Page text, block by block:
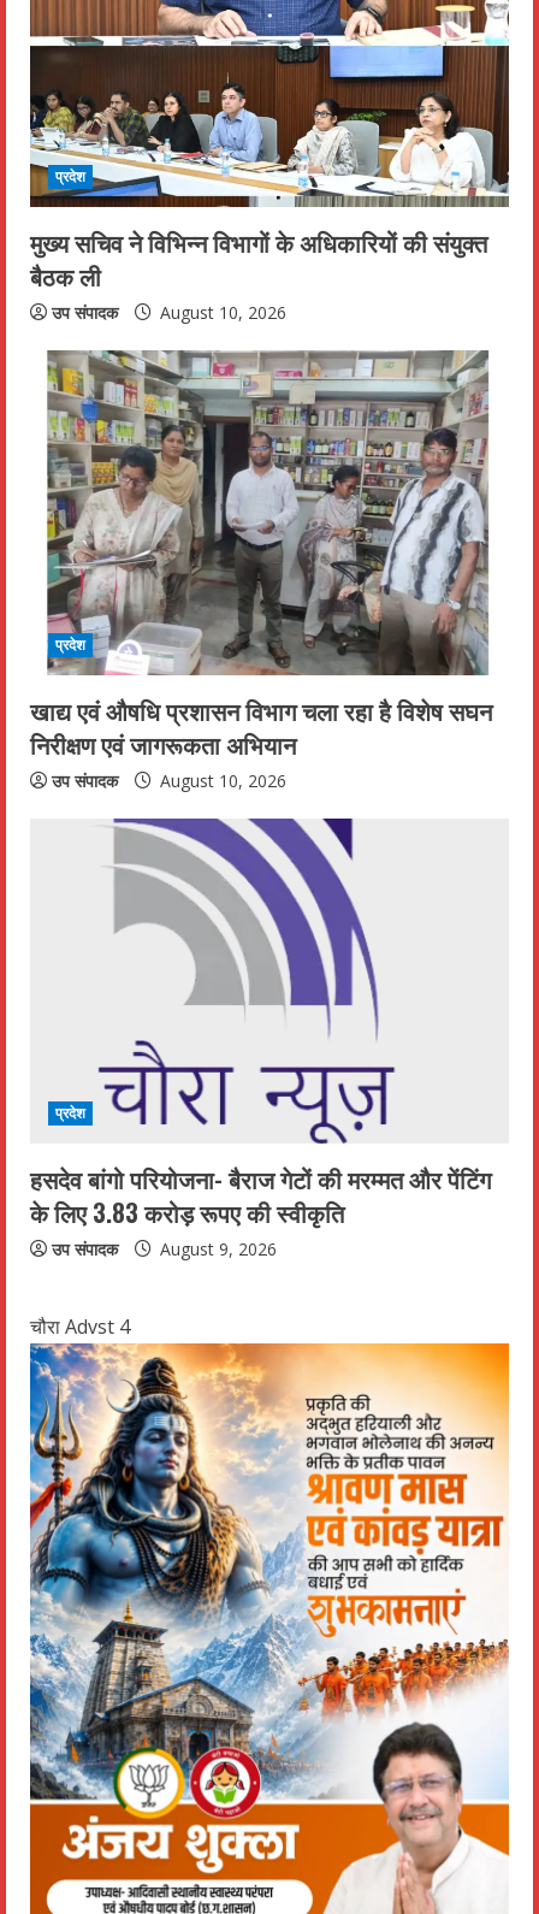
e
a
d
i
n
g
प्रदेश
मुख्य सचिव ने विभिन्न विभागों के अधिकारियों की संयुक्त
बैठक ली
उप संपादक August 10, 2026
प्रदेश
खाद्य एवं औषधि प्रशासन विभाग चला रहा है विशेष सघन
निरीक्षण एवं जागरूकता अभियान
उप संपादक August 10, 2026
प्रदेश
हसदेव बांगो परियोजना- बैराज गेटों की मरम्मत और पेंटिंग
के लिए 3.83 करोड़ रूपए की स्वीकृति
उप संपादक August 9, 2026
चौरा Advst 4